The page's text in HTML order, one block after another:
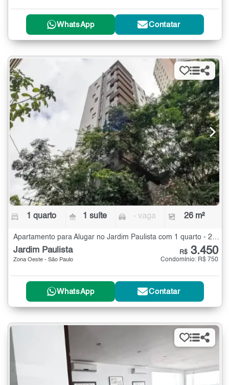
WhatsApp Contatar
1 quarto 1 suíte - vaga 26 m²
Apartamento para Alugar no Jardim Paulista com 1 quarto - 26 m²
Jardim Paulista
Zona Oeste - São Paulo
R$ 3.450
Condomínio: R$ 750
WhatsApp Contatar